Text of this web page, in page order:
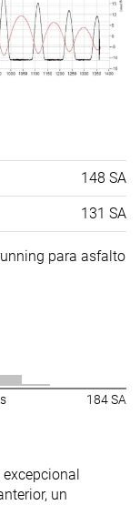
148 SA
131 SA
para asfalto
184 SA
un